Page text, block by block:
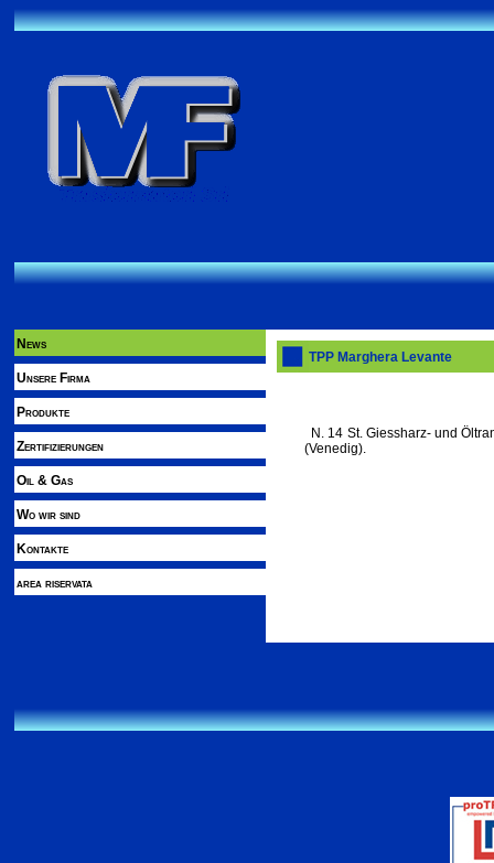
News
Unsere Firma
Produkte
Zertifizierungen
Oil & Gas
Wo wir sind
Kontakte
area riservata
TPP Marghera Levante
N. 14 St. Giessharz- und
(Venedig).